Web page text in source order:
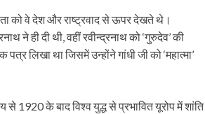
को वे देश और राष्ट्रवाद से ऊपर देखते थे।
ने ही दी थी, वहीं रवीन्द्रनाथ को ‘गुरुदेव’ की
लिखा था जिसमें उन्होंने गांधी जी को ‘महात्मा’
से 1920 के बाद विश्व युद्ध से प्रभावित यूरोप में शांति